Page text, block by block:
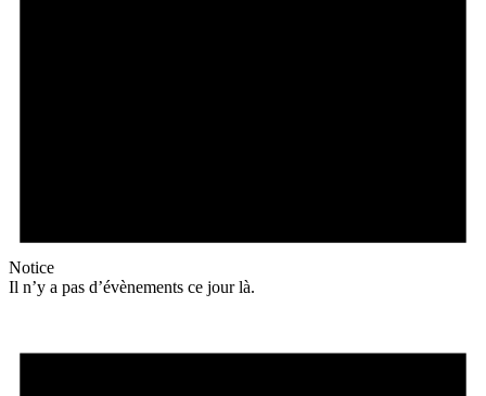
Notice
Il n’y a pas d’évènements ce jour là.